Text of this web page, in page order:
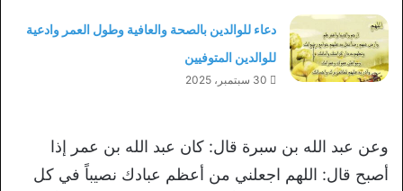
دعاء للوالدين بالصحة والعافية وطول العمر وادعية
للوالدين المتوفيين
30 سبتمبر، 2025
وعن عبد الله بن سبرة قال‏:‏ كان عبد الله بن عمر إذا
أصبح قال‏:‏ اللهم اجعلني من أعظم عبادك نصيباً في كل